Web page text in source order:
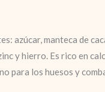
azúcar, manteca de
y hierro. Es rico en
para los huesos y